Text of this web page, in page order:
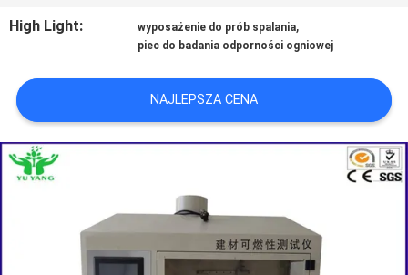
AKTUALNOŚCI
POPROSIĆ
WYCENĘ
POLITYKA
High Light: wyposażenie do prób spalania,
piec do badania odporności ogniowej
NAJLEPSZA CENA